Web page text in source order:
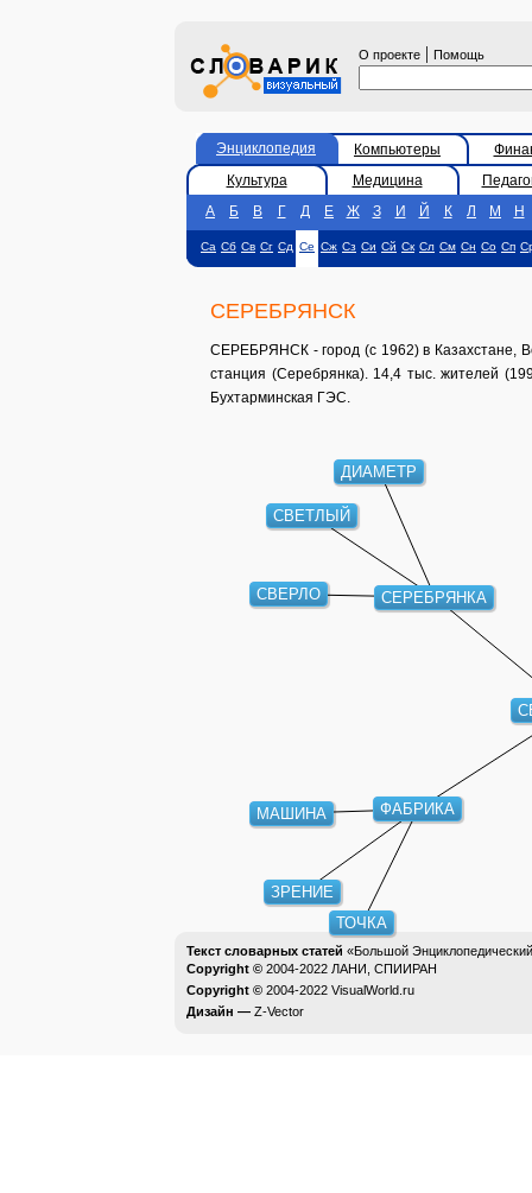
О проекте | Помощь
Энциклопедия Компьютеры
Культура
Медицина
А
Б В Г Д Е Ж З И Й К Л М Н
Са Сб Св Сг Сд Се Сж Сз Си Сй Ск Сл См Сн Со Сп
СЕРЕБРЯНСК
СЕРЕБРЯНСК - город (с 1962) в Казахстане,
станция (Серебрянка). 14,4 тыс. жителей
Бухтарминская ГЭС.
СЕРЕБРЯНКА
ФАБРИКА
СВЕРЛО
СВЕТЛЫЙ
ДИАМЕТР
ЗРЕНИЕ
МАШИНА
ТОЧКА
Текст словарных статей «Большой
Copyright © 2004-2022 ЛАНИ, СПИИРАН
Copyright © 2004-2022 VisualWorld.ru
Дизайн — Z-Vector